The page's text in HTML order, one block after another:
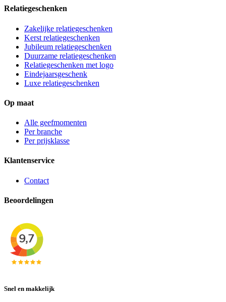
Relatiegeschenken
Zakelijke relatiegeschenken
Kerst relatiegeschenken
Jubileum relatiegeschenken
Duurzame relatiegeschenken
Relatiegeschenken met logo
Eindejaarsgeschenk
Luxe relatiegeschenken
Op maat
Alle geefmomenten
Per branche
Per prijsklasse
Klantenservice
Contact
Beoordelingen
Snel en makkelijk